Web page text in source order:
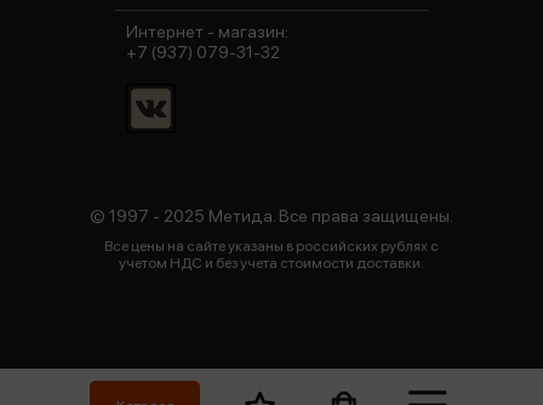
© 1997 - 2025 Метида. Все права защищены.
Все цены на сайте указаны в российских рублях с
учетом НДС и без учета стоимости доставки.
Интернет - магазин:
+7 (937) 079-31-32